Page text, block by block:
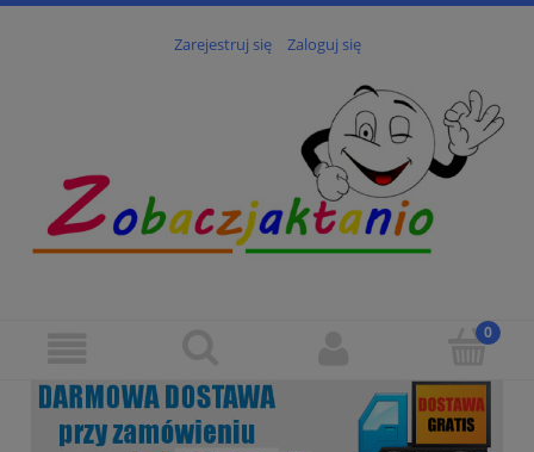
Zarejestruj się Zaloguj się